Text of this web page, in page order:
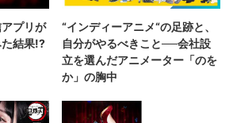
プリが
た結果!?
“インディーアニメ“の足跡と、
自分がやるべきこと──会社設
立を選んだアニメーター「のを
か」の胸中